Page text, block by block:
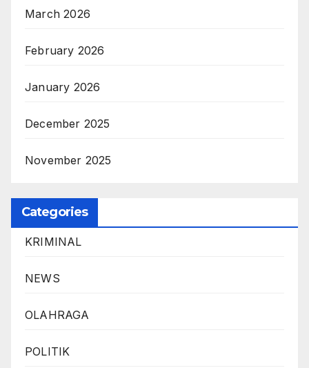
March 2026
February 2026
January 2026
December 2025
November 2025
Categories
KRIMINAL
NEWS
OLAHRAGA
POLITIK